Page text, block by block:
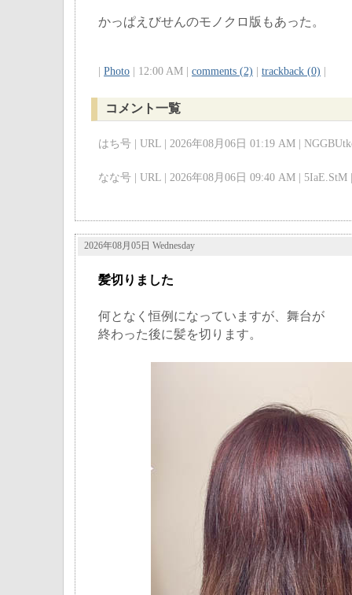
かっぱえびせんのモノクロ版もあった。
Photo | 12:00 AM | comments (2) trackback (0)
コメント一覧
はち号 | URL | 2026年08月06日 01:19 AM |
なな号 | URL | 2026年08月06日 09:40 AM | 5IaE.StM |
2026年08月05日 Wednesday
髪切りました
何となく恒例になっていますが、舞台が
終わった後に髪を切ります。